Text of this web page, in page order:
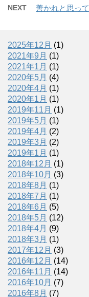
NEXT 善かれと思って
2025年12月 (1)
2021年9月 (1)
2021年1月 (1)
2020年5月 (4)
2020年4月 (1)
2020年1月 (1)
2019年11月 (1)
2019年5月 (1)
2019年4月 (2)
2019年3月 (2)
2019年1月 (1)
2018年12月 (1)
2018年10月 (3)
2018年8月 (1)
2018年7月 (1)
2018年6月 (5)
2018年5月 (12)
2018年4月 (9)
2018年3月 (1)
2017年12月 (3)
2016年12月 (14)
2016年11月 (14)
2016年10月 (7)
2016年8月 (7)